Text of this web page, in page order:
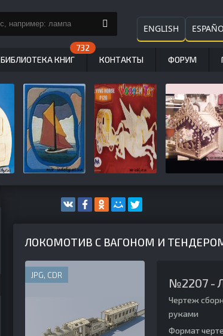
ЛОКОМОТИВ С ВАГОНОМ И
JPG, CDR
№2207 -
Чертеж
руками
Формат
ENGLISH
БИБЛИОТЕКА КНИГ КОНТАКТЫ ФОРУМ